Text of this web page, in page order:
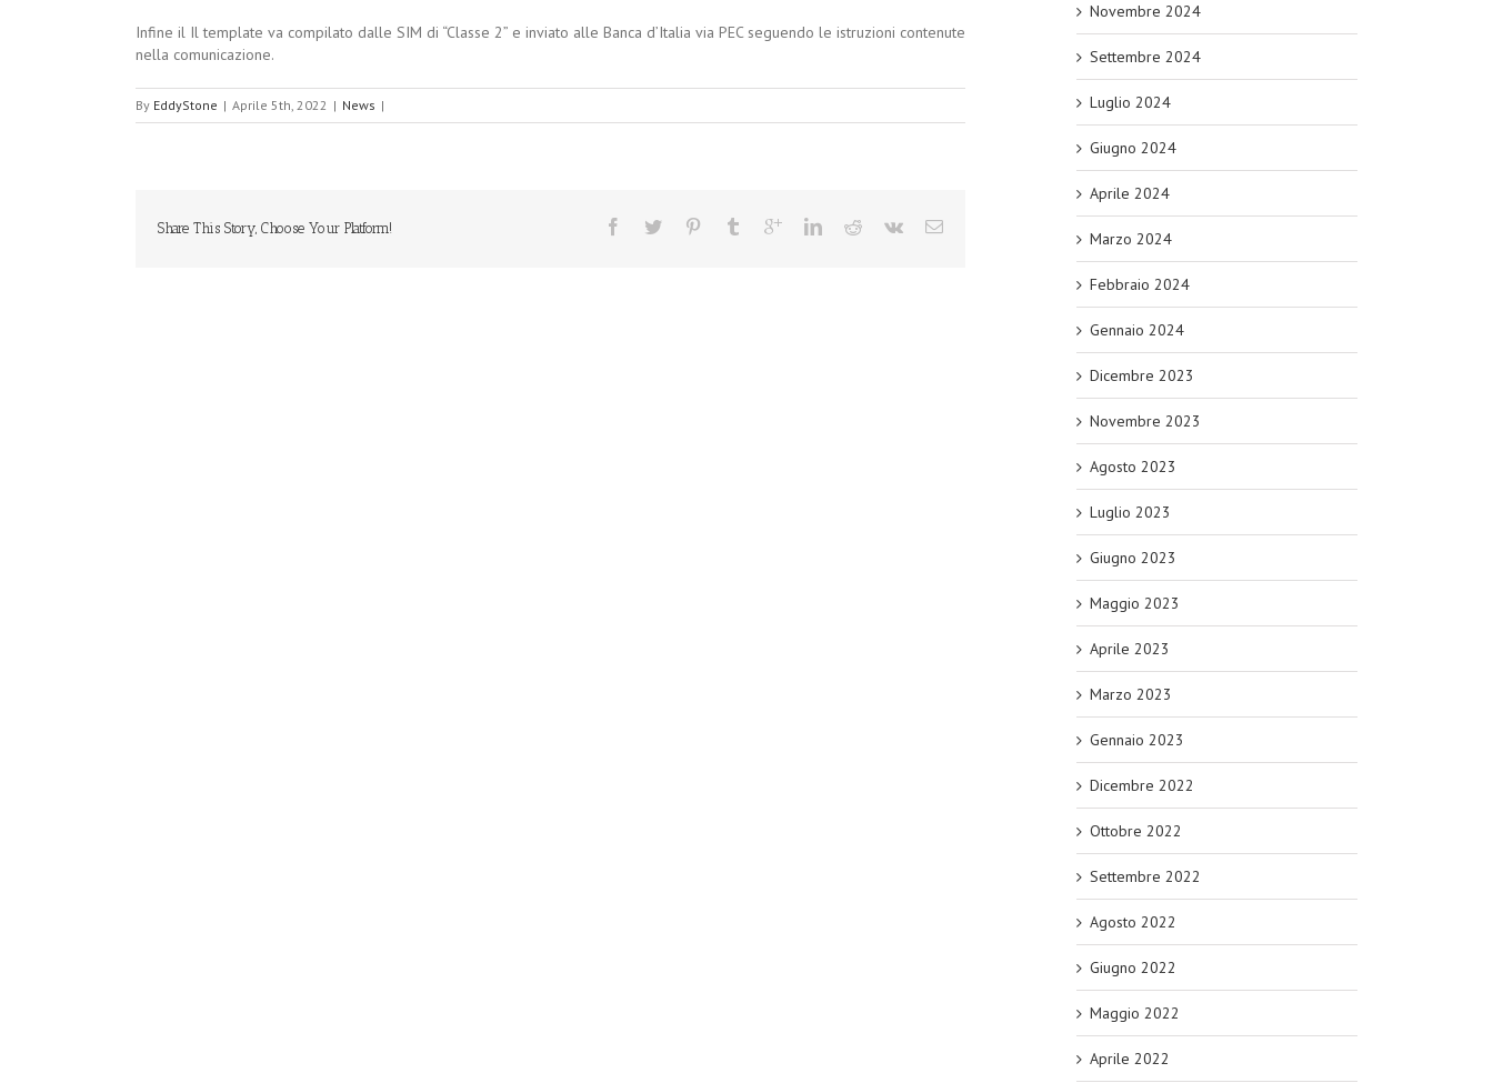
Infine il Il template va compilato dalle SIM di “Classe 2” e inviato alle Banca d’Italia via PEC seguendo le istruzioni contenute
nella comunicazione.
By EddyStone | Aprile 5th, 2022 | News |
Share This Story, Choose Your Platform!
Novembre 2024
Settembre 2024
Luglio 2024
Giugno 2024
Aprile 2024
Marzo 2024
Febbraio 2024
Gennaio 2024
Dicembre 2023
Novembre 2023
Agosto 2023
Luglio 2023
Giugno 2023
Maggio 2023
Aprile 2023
Marzo 2023
Gennaio 2023
Dicembre 2022
Ottobre 2022
Settembre 2022
Agosto 2022
Giugno 2022
Maggio 2022
Aprile 2022